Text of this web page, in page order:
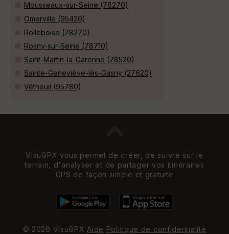
Mousseaux-sur-Seine (78270)
Omerville (95420)
Rolleboise (78270)
Rosny-sur-Seine (78710)
Saint-Martin-la-Garenne (78520)
Sainte-Geneviève-lès-Gasny (27620)
Vétheuil (95780)
VisuGPX vous permet de créer, de suivre sur le
terrain, d'analyser et de partager vos itinéraires
GPS de façon simple et gratuite
© 2026 VisuGPX Aide Politique de confidentialité